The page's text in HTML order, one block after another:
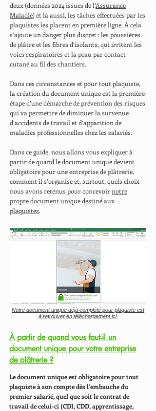
deux (données 2024 issues de l’Assurance
Maladie) et là aussi, les tâches effectuées par les
plaquistes les placent en première ligne. À cela
s’ajoute un danger plus discret : les poussières
de plâtre et les fibres d’isolants, qui irritent les
voies respiratoires et la peau par contact
cutané au fil des chantiers.
Dans ces circonstances et pour tout plaquiste,
la création du document unique est la première
étape d’une démarche de prévention des risques
qui va permettre de diminuer la survenue
d’accidents de travail et d’apparition de
maladies professionnelles chez les salariés.
Dans ce guide, nous allons vous expliquer à
partir de quand le document unique devient
obligatoire pour une entreprise de plâtrerie,
comment il s’organise et, surtout, quels choix
nous avons retenus pour concevoirnotre
propre document unique destiné aux
plaquistes.
Notre document unique déjà complété pour plaquiste est
à retrouver en téléchargement ici.
À partir de quand vous faut-il un
document unique pour votre entreprise
de plâtrerie ?
Le document unique est obligatoire pour tout
plaquiste à son compte dès l’embauche du
premier salarié, quel que soit le contrat de
travail de celui-ci (CDI, CDD, apprentissage,